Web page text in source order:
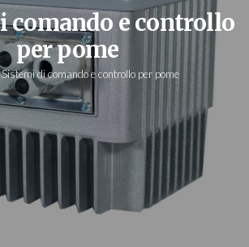
comando e controllo
per pome
Sistemi di comando e controllo per pome